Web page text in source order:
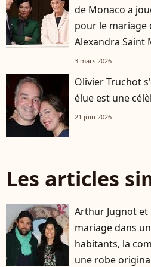
de Monaco a
pour le mariage
Alexandra Saint
3 mars 2026
Olivier Truchot
élue est une
21 juin 2026
Les articles
Arthur Jugnot et
mariage dans
habitants, la
une robe